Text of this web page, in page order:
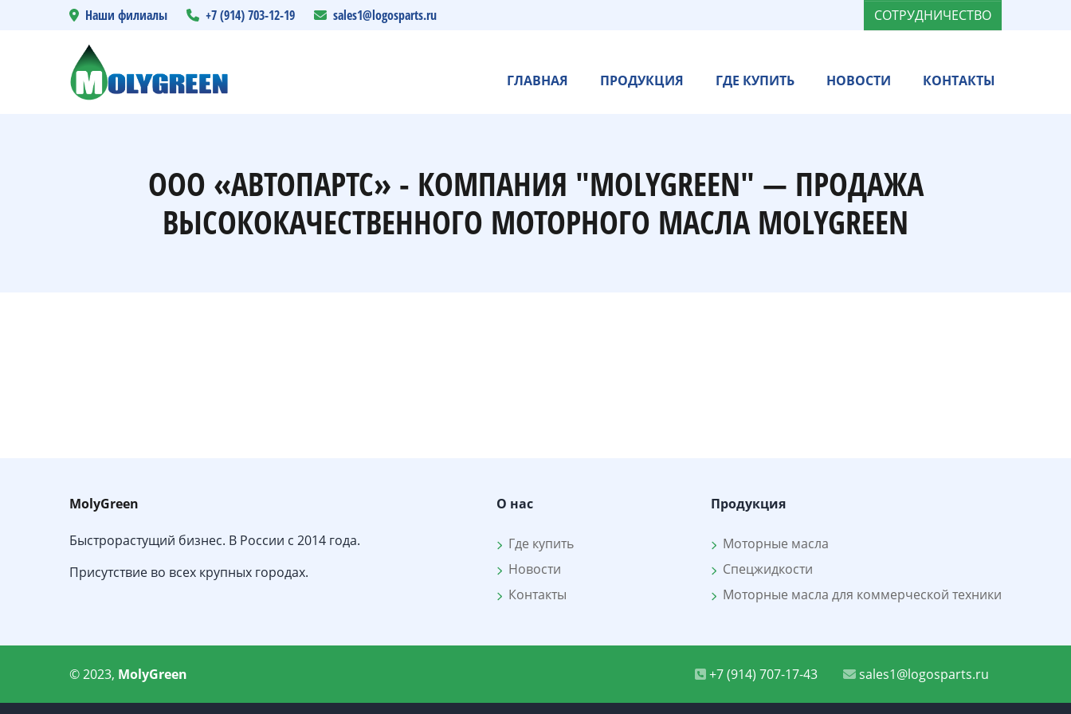
ГЛАВНАЯ ПРОДУКЦИЯ ГДЕ КУПИТЬ НОВОСТИ КОНТАКТЫ
Наши филиалы +7 (914) 703-12-19 sales1@logosparts.ru СОТРУДНИЧЕСТВО
ООО «АВТОПАРТС» - КОМПАНИЯ "MOLYGREEN" — ПРОДАЖА
ВЫСОКОКАЧЕСТВЕННОГО МОТОРНОГО МАСЛА MOLYGREEN
MolyGreen
Быстрорастущий бизнес. В России с 2014 года.
Присутствие во всех крупных городах.
О нас
Где купить
Новости
Контакты
Продукция
Моторные масла
Спецжидкости
Моторные масла для коммерческой техники
© 2023, MolyGreen +7 (914) 707-17-43 sales1@logosparts.ru